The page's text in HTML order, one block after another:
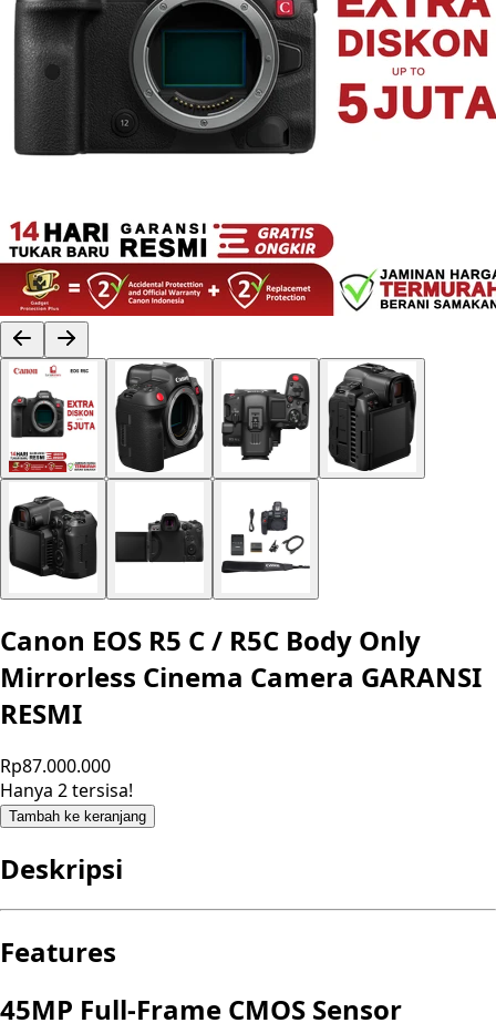
Canon EOS R5 C / R5C Body Only
Mirrorless Cinema Camera GARANSI
RESMI
Rp87.000.000
Hanya 2 tersisa!
Tambah ke keranjang
Deskripsi
Features
45MP Full-Frame CMOS Sensor